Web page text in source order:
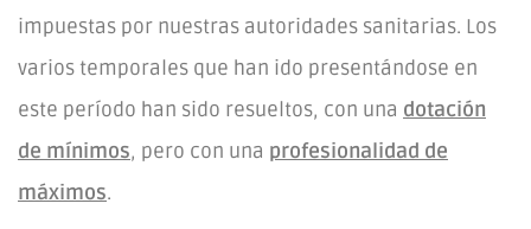
impuestas por nuestras autoridades sanitarias. Los
varios temporales que han ido presentándose en
este período han sido resueltos, con una dotación
de mínimos, pero con una profesionalidad de
máximos.